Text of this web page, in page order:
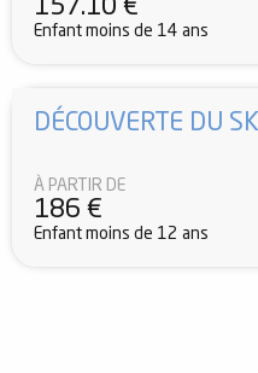
157.10 €
Enfant moins de 14 ans
DÉCOUVERTE DU
À PARTIR DE
186 €
Enfant moins de 12 ans